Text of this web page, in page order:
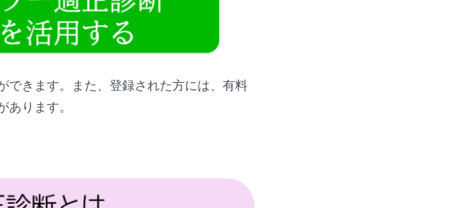
きます。また、登録された方には、有料
ります。